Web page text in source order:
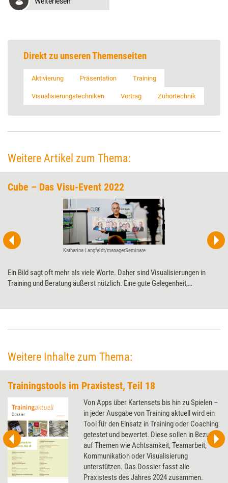
Direkt zu unseren Themenseiten
Aktivierung Präsentation Training
Visualisierungstechniken Vortrag Zuhörtechnik
Weitere Artikel zum Thema:
Cube – Das Visu-Event 2022
Katharina Langfeldt/managerSeminare
Ein Bild sagt oft mehr als viele Worte. Daher sind Visualisierungen in
Training und Beratung äußerst nützlich. Eine gute Gelegenheit,
Weitere Inhalte zum Thema:
Trainingstools im Praxistest, Teil 18
Von Apps über Kartensets bis hin zu Spielen –
in jeder Ausgabe von Training aktuell wird ein
Tool für den Einsatz in Training oder Coaching
getestet und bewertet. Diese sollen in Bezug
auf Themen wie Achtsamkeit, Teamarbeit,
Kommunikation oder Visualisierung
unterstützen. Das Dossier fasst alle
Praxistests des Jahres 2024 zusammen.